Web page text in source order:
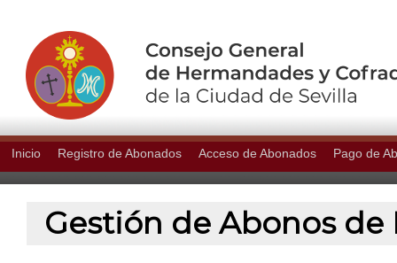
Inicio Registro de Abonados Acceso de Abonados Pago de
Gestión de Abonos de